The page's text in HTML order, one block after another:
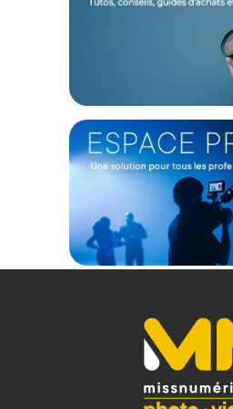
Caractéristiques principales :
TORCHE FLASH GODOX
Puissance maximale de 300 Ws
Temps de recyclage de 0,01 à 1,5
Température de couleur du tube
Portée de transmission sans fil
Dimensions du flash de 187 x 100 x